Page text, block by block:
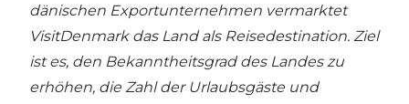
dänischen Exportunternehmen vermarktet
VisitDenmark das Land als Reisedestination. Ziel
ist es, den Bekanntheitsgrad des Landes zu
erhöhen, die Zahl der Urlaubsgäste und